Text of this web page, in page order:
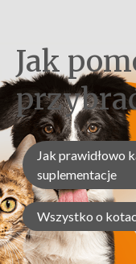
Jak
Jak prawidłowo
suplementacje
Wszystko o